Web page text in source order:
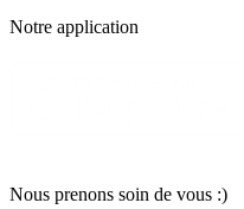
Notre application
Nous prenons soin de vous :)